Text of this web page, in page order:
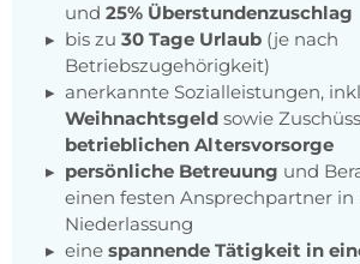
und 25% Überstundenzuschlag
bis zu 30 Tage Urlaub (je nach
Betriebszugehörigkeit)
anerkannte Sozialleistungen,
Weihnachtsgeld sowie
betrieblichen Altersvorsorge
persönliche Betreuung und
einen festen Ansprechpartner in
Niederlassung
eine spannende Tätigkeit in